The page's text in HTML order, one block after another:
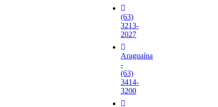
(63)
3213-
2027
Araguaína
-
(63)
3414-
3200